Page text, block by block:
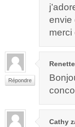
envie
merci
Répondre
Renette
Cathy